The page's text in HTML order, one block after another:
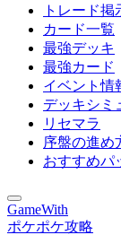
トレード掲
カード一覧
最強デッキ
最強カード
イベント情
デッキシミ
リセマラ
序盤の進め
おすすめパ
GameWith
ポケポケ攻略